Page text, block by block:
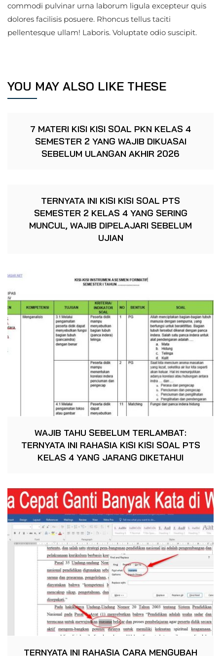
commodi pulvinar urna laborum ligula excepteur quis
dolores facilisis posuere. Rhoncus tellus taciti
pellentesque ullam! Laboris. Voluptate odio suscipit.
YOU MAY ALSO LIKE THESE
7 MATERI KISI KISI SOAL PKN KELAS 4
SEMESTER 2 YANG WAJIB DIKUASAI
SEBELUM ULANGAN AKHIR 2026
TERNYATA INI KISI KISI SOAL PTS
SEMESTER 2 KELAS 4 YANG SERING
MUNCUL, WAJIB DIPELAJARI SEBELUM
UJIAN
WAJIB TAHU SEBELUM TERLAMBAT:
TERNYATA INI RAHASIA KISI KISI SOAL PTS
KELAS 4 YANG JARANG DIKETAHUI
TERNYATA INI RAHASIA CARA MENGUBAH